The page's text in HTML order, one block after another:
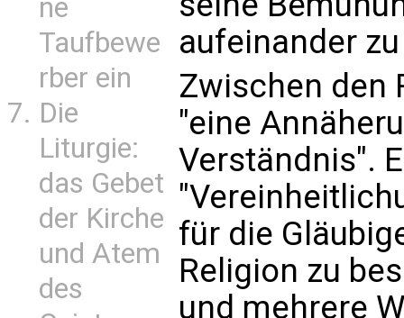
ne
Taufbewe
rber ein
Die
Liturgie:
das Gebet
der Kirche
und Atem
des
aufeinander
Zwischen den
"eine
Verständnis".
für die
Religion zu
und mehrere